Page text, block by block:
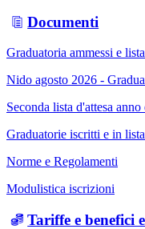
Documenti
Graduatoria ammessi e
Nido agosto 2026 -
Seconda lista d'attesa
Graduatorie iscritti e in
Norme e Regolamenti
Modulistica iscrizioni
Tariffe e benefici